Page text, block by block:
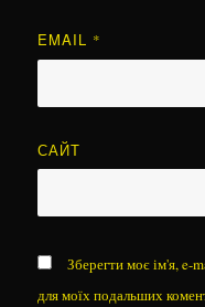
EMAIL *
САЙТ
Зберегти моє ім'я, e-
для моїх подальших